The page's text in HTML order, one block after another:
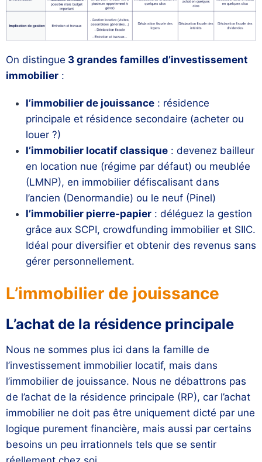
On distingue 3 grandes familles d’investissement
immobilier :
l’immobilier de jouissance : résidence
principale et résidence secondaire (acheter ou
louer ?)
l’immobilier locatif classique : devenez bailleur
en location nue (régime par défaut) ou meublée
(LMNP), en immobilier défiscalisant dans
l’ancien (Denormandie) ou le neuf (Pinel)
l’immobilier pierre-papier : déléguez la gestion
grâce aux SCPI, crowdfunding immobilier et SIIC.
Idéal pour diversifier et obtenir des revenus sans
gérer personnellement.
L’immobilier de jouissance
L’achat de la résidence principale
Nous ne sommes plus ici dans la famille de
l’investissement immobilier locatif, mais dans
l’immobilier de jouissance. Nous ne débattrons pas
de l’achat de la résidence principale (RP), car l’achat
immobilier ne doit pas être uniquement dicté par une
logique purement financière, mais aussi par certains
besoins un peu irrationnels tels que se sentir